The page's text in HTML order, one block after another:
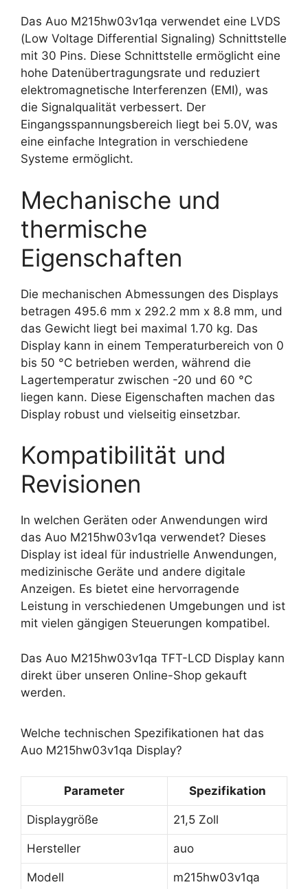
Das Auo M215hw03v1qa verwendet eine LVDS
(Low Voltage Differential Signaling) Schnittstelle
mit 30 Pins. Diese Schnittstelle ermöglicht eine
hohe Datenübertragungsrate und reduziert
elektromagnetische Interferenzen (EMI), was
die Signalqualität verbessert. Der
Eingangsspannungsbereich liegt bei 5.0V, was
eine einfache Integration in verschiedene
Systeme ermöglicht.
Mechanische und
thermische
Eigenschaften
Die mechanischen Abmessungen des Displays
betragen 495.6 mm x 292.2 mm x 8.8 mm, und
das Gewicht liegt bei maximal 1.70 kg. Das
Display kann in einem Temperaturbereich von 0
bis 50 °C betrieben werden, während die
Lagertemperatur zwischen -20 und 60 °C
liegen kann. Diese Eigenschaften machen das
Display robust und vielseitig einsetzbar.
Kompatibilität und
Revisionen
In welchen Geräten oder Anwendungen wird
das Auo M215hw03v1qa verwendet? Dieses
Display ist ideal für industrielle Anwendungen,
medizinische Geräte und andere digitale
Anzeigen. Es bietet eine hervorragende
Leistung in verschiedenen Umgebungen und ist
mit vielen gängigen Steuerungen kompatibel.
Das Auo M215hw03v1qa TFT-LCD Display kann
direkt über unseren Online-Shop gekauft
werden.
Welche technischen Spezifikationen hat das
Auo M215hw03v1qa Display?
Parameter Spezifikation
Displaygröße 21,5 Zoll
Hersteller auo
Modell m215hw03v1qa